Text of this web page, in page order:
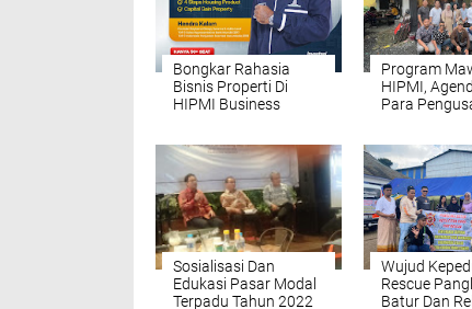
Bongkar Rahasia
Bisnis Properti Di
HIPMI Business
Program
HIPMI,
Para
Sosialisasi Dan
Edukasi Pasar Modal
Terpadu Tahun 2022
Wujud
Rescue
Batur Dan